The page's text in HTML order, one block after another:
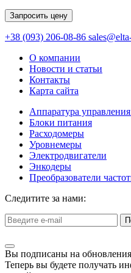
Запросить цену
+38 (093) 206-08-86
О компании
Новости и статьи
Контакты
Карта сайта
Аппаратура
Блоки питания
Расходомеры
Уровнемеры
Электродвигатели
Энкодеры
Преобразователи
Следитите за нами:
Вы подписаны на обновления
Теперь вы будете получать